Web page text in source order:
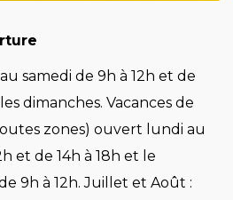
samedi de 9h à 12h et de
dimanches. Vacances de
zones) ouvert lundi au
et de 14h à 18h et le
9h à 12h. Juillet et Août :